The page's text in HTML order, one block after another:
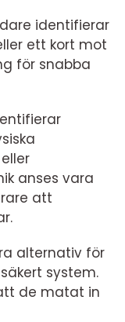
identifierar
ett kort mot
för snabba
anses vara
att
alternativ för
system.
de matat in